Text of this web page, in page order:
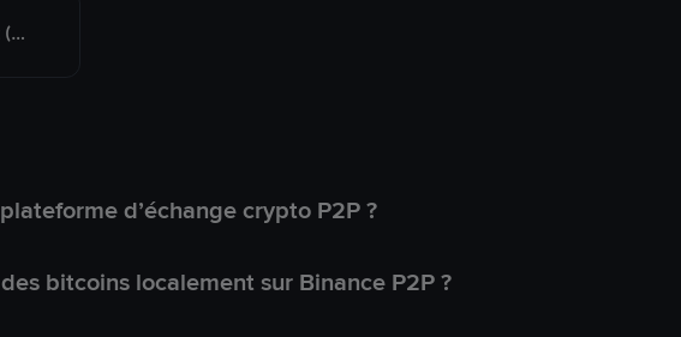
National Bank of Egypt (NBE)
d’échange crypto P2P ?
bitcoins localement sur Binance P2P ?